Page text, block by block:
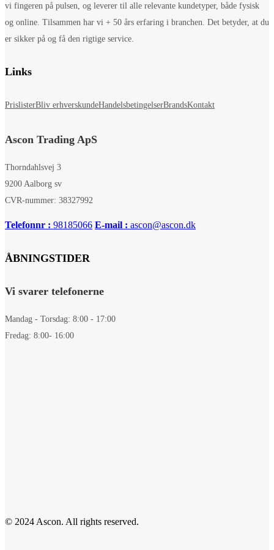
vi fingeren på pulsen, og leverer til alle relevante kundetyper, både fysisk
og online. Tilsammen har vi + 50 års erfaring i branchen. Det betyder, at du
er sikker på og få den rigtige service.
Links
PrislisterBliv erhverskundeHandelsbetingelserBrandsKontakt
Ascon Trading ApS
Thorndahlsvej 3
9200 Aalborg sv
CVR-nummer: 38327992
Telefonnr : 98185066 E-mail : ascon@ascon.dk
ÅBNINGSTIDER
Vi svarer telefonerne
Mandag - Torsdag: 8:00 - 17:00
Fredag: 8:00- 16:00
© 2024 Ascon. All rights reserved.